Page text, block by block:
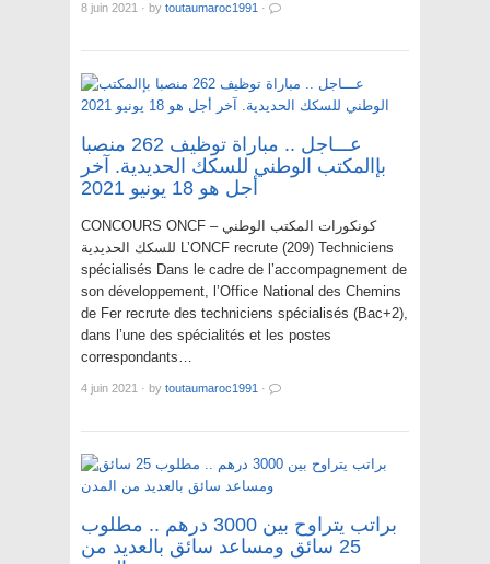
8 juin 2021 · by toutaumaroc1991 ·
عـــاجل .. مباراة توظيف 262 منصبا
بإالمكتب الوطني للسكك الحديدية. آخر
أجل هو 18 يونيو 2021
CONCOURS ONCF – كونكورات المكتب الوطني
للسكك الحديدية L’ONCF recrute (209) Techniciens
spécialisés Dans le cadre de l’accompagnement de
son développement, l’Office National des Chemins
de Fer recrute des techniciens spécialisés (Bac+2),
dans l’une des spécialités et les postes
correspondants…
4 juin 2021 · by toutaumaroc1991 ·
براتب يتراوح بين 3000 درهم .. مطلوب
25 سائق ومساعد سائق بالعديد من